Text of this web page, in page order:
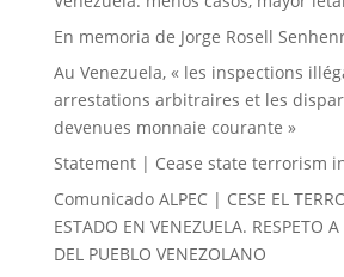
En memoria de Jorge Rosell
Au Venezuela, « les inspections
arrestations arbitraires et les
devenues monnaie courante »
Statement | Cease state terrorism
Comunicado ALPEC | CESE EL
ESTADO EN VENEZUELA. RESPETO
DEL PUEBLO VENEZOLANO